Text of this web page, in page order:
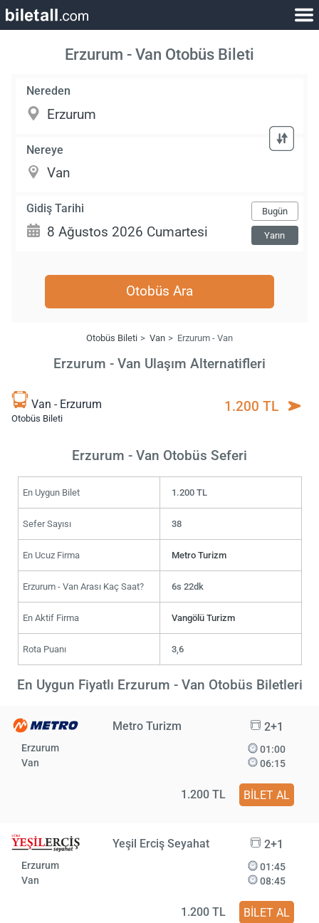
Erzurum - Van Otobüs Bileti
Nereden
Nereye
Gidiş Tarihi Bugün
Yarın
Otobüs Ara
Otobüs Bileti Van Erzurum - Van
Erzurum - Van Ulaşım Alternatifleri
Van - Erzurum
Otobüs Bileti
1.200 TL
Erzurum - Van Otobüs Seferi
En Uygun Bilet 1.200 TL
Sefer Sayısı 38
En Ucuz Firma Metro Turizm
Erzurum - Van Arası Kaç Saat? 6s 22dk
En Aktif Firma Vangölü Turizm
Rota Puanı 3,6
En Uygun Fiyatlı Erzurum - Van Otobüs Biletleri
Metro Turizm 2+1
Erzurum
Van
01:00
06:15
1.200 TL BİLET AL
Yeşil Erciş Seyahat 2+1
Erzurum
Van
01:45
08:45
1.200 TL BİLET AL